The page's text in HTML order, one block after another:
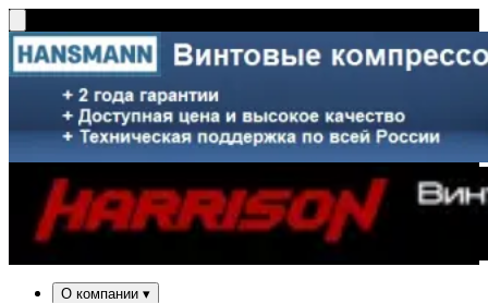
О компании ▾